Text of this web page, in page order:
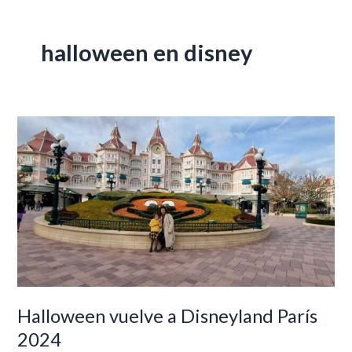
halloween en disney
Halloween vuelve a Disneyland París
2024
Halloween
vuelve
a
Disneyland
París
2024